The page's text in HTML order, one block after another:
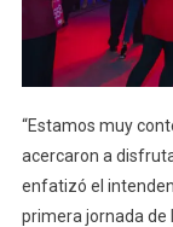
“Estamos muy
acercaron a
enfatizó el
primera jornada de